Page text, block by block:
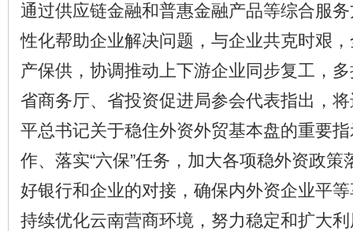
通过供应链金融和普惠金融产品等综合服务
性化帮助企业解决问题，与企业共克时艰
产保供，协调推动上下游企业同步复工，
省商务厅、省投资促进局参会代表指出，
平总书记关于稳住外资外贸基本盘的重要指
作、落实“六保”任务，加大各项稳外资政
好银行和企业的对接，确保内外资企业平
持续优化云南营商环境，努力稳定和扩大